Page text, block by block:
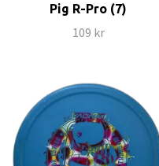
Pig R-Pro (7)
109 kr